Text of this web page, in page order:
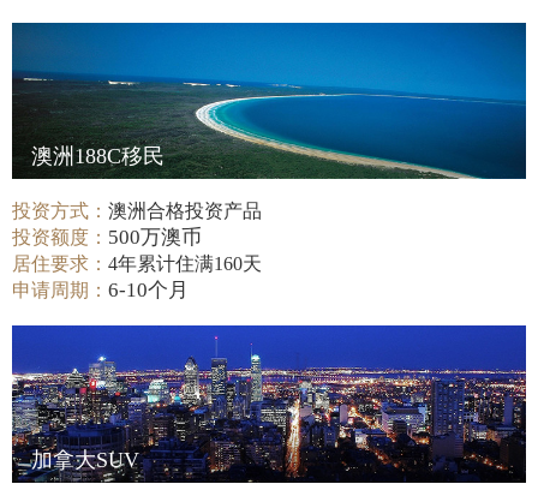
澳洲188C移民
投资方式：澳洲合格投资产品
投资额度： 500万澳币
居住要求：4年累计住满160天
申请周期：6-10个月
加拿大SUV